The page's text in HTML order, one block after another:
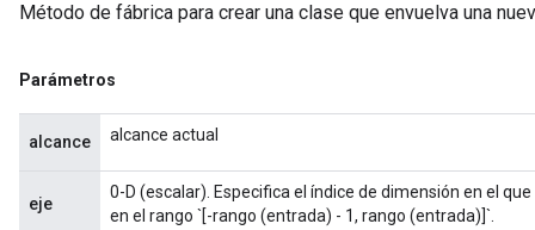
Método de fábrica para crear una clase que envuelva una
Parámetros
alcance alcance actual
eje
0-D (escalar). Especifica el índice de dimensión en el
en el rango `[-rango (entrada) - 1, rango (entrada)]`.